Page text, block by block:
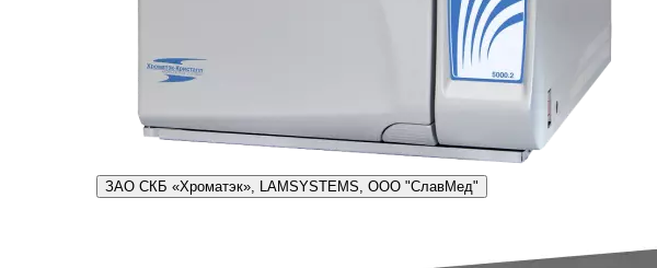
ЗАО СКБ «Хроматэк», LAMSYSTEMS, ООО "СлавМед"